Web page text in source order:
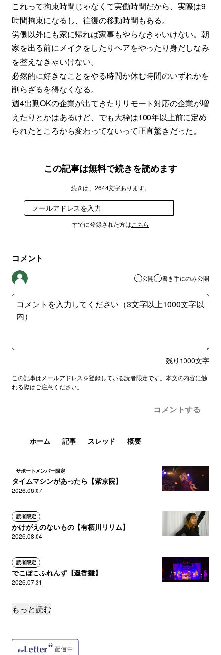
これって拘束時間じゃなくて実働時間だから、実際は9
時間拘束になるし、往復の移動時間もある。
労働以外にも家に帰れば家事もやらなきゃいけない。朝
家を出る前にメイクをしたりヘアをやったり身だしなみ
を整えなきゃいけない。
必然的に好きなことをやる時間か休む時間のいずれかを
削らざるを得なくなる。
週4出勤OKの企業が出てきたりリモート対応の企業が増
えたりとかはあるけど、でも大枠は100年以上前に定め
られたところから変わってないって正直驚きだった。
この記事は無料で続きを読めます
続きは、2644文字あります。
すでに登録された方は こちら
コメント
公開 書き手にのみ公開
残り 1000文字
この記事はメールアドレスを登録している読者限定です。本文の内容に触
れる際はご注意ください。
コメントする
ホーム 記事 スレッド 概要
サポートメンバー限定
タイムマシンがあったら【紫京院】
2026.08.07
読者限定
かけがえのないもの【有栖川リリム】
2026.08.04
読者限定
でこぼこふれんず【遥香雛】
2026.07.31
読者限定
もっと読む